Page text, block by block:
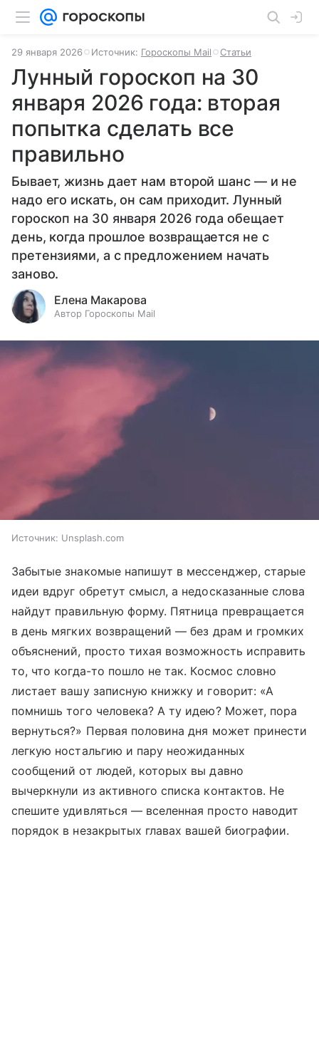
29 января 2026 Источник: Гороскопы Mail Статьи
Лунный гороскоп на 30
января 2026 года: вторая
попытка сделать все
правильно
Бывает, жизнь дает нам второй шанс — и не
надо его искать, он сам приходит. Лунный
гороскоп на 30 января 2026 года обещает
день, когда прошлое возвращается не с
претензиями, а с предложением начать
заново.
Елена Макарова
Автор Гороскопы Mail
Источник: Unsplash.com
Забытые знакомые напишут в мессенджер, старые
идеи вдруг обретут смысл, а недосказанные слова
найдут правильную форму. Пятница превращается
в день мягких возвращений — без драм и громких
объяснений, просто тихая возможность исправить
то, что когда-то пошло не так. Космос словно
листает вашу записную книжку и говорит: «А
помнишь того человека? А ту идею? Может, пора
вернуться?» Первая половина дня может принести
легкую ностальгию и пару неожиданных
сообщений от людей, которых вы давно
вычеркнули из активного списка контактов. Не
спешите удивляться — вселенная просто наводит
порядок в незакрытых главах вашей биографии.